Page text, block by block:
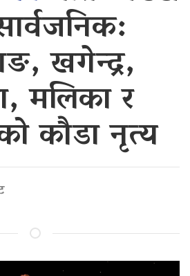
खगेन्द्र,
मलिका र
कौडा नृत्य